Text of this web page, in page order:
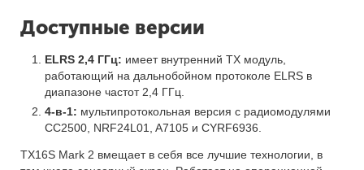
Доступные версии
ELRS 2,4 ГГц: имеет внутренний TX модуль,
работающий на дальнобойном протоколе ELRS в
диапазоне частот 2,4 ГГц.
4-в-1: мультипротокольная версия с радиомодулями
CC2500, NRF24L01, A7105 и CYRF6936.
TX16S Mark 2 вмещает в себя все лучшие технологии, в